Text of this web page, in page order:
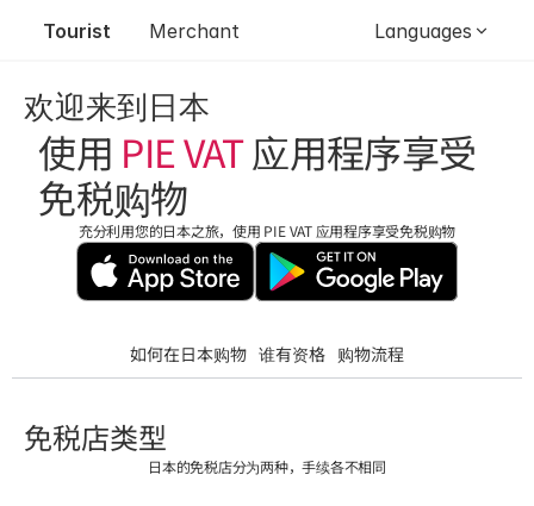
Tourist Merchant Languages
欢迎来到日本
使用 PIE VAT 应用程序享受
免税购物
充分利用您的日本之旅，使用 PIE VAT 应用程序享受免税购物
如何在日本购物 谁有资格 购物流程
免税店类型
日本的免税店分为两种，手续各不相同